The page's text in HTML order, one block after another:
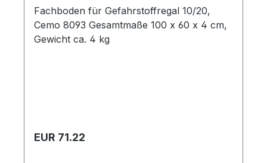
Fachboden für Gefahrstoffregal 10/20,
Cemo 8093 Gesamtmaße 100 x 60 x 4 cm,
Gewicht ca. 4 kg
Regulärer Preis:
EUR 71.22